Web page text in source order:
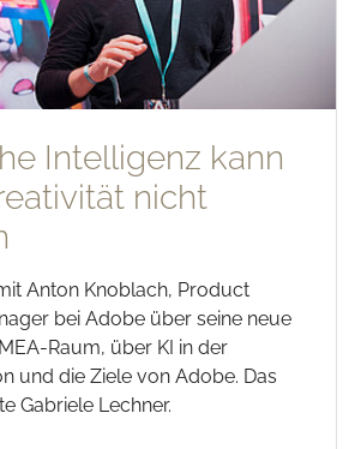
Intelligenz kann
nicht
Anton Knoblach, Product
bei Adobe über seine neue
Raum, über KI in der
und die Ziele von Adobe. Das
Gabriele Lechner.